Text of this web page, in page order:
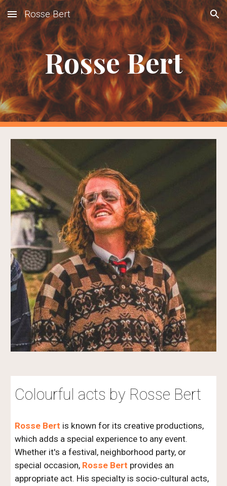
Skip to main content Skip to navigation
Rosse Bert
Rosse Bert
Colourful acts by Rosse Bert
Rosse Bert is known for its creative productions,
which adds a special experience to any event.
Whether it's a festival, neighborhood party, or
special occasion, Rosse Bert provides an
appropriate act. His specialty is socio-cultural acts,